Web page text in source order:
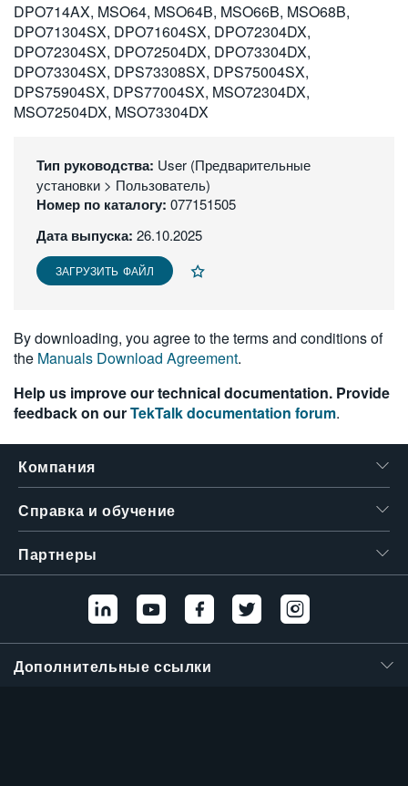
DPO714AX, MSO64, MSO64B, MSO66B, MSO68B,
DPO71304SX, DPO71604SX, DPO72304DX,
DPO72304SX, DPO72504DX, DPO73304DX,
DPO73304SX, DPS73308SX, DPS75004SX,
DPS75904SX, DPS77004SX, MSO72304DX,
MSO72504DX, MSO73304DX
Тип руководства: User (Предварительные
установки > Пользователь)
Номер по каталогу: 077151505
Дата выпуска: 26.10.2025
ЗАГРУЗИТЬ ФАЙЛ
By downloading, you agree to the terms and conditions of
the Manuals Download Agreement.
Help us improve our technical documentation. Provide
feedback on ourTekTalk documentation forum.
Компания
Справка и обучение
Партнеры
Дополнительные ссылки